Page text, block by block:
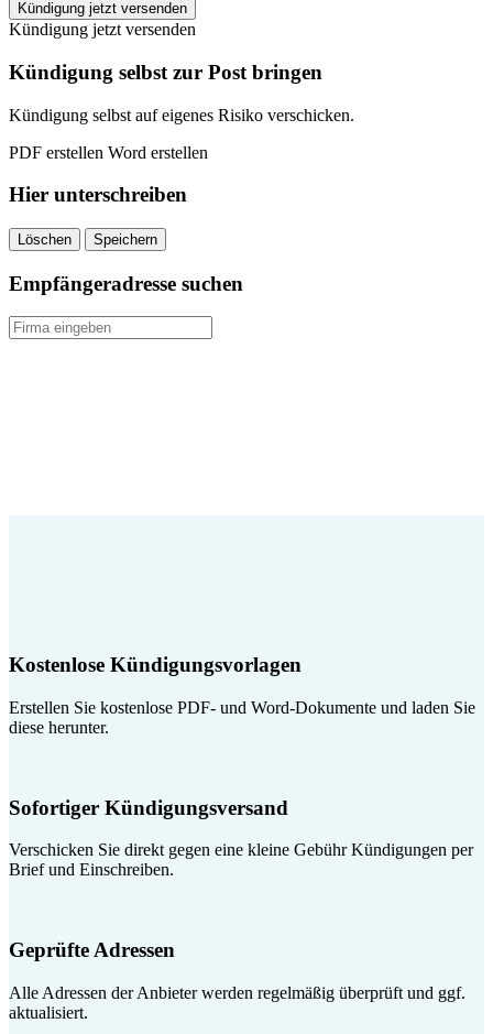
INJOY
Dorsten
kündigen
quantity
Kündigung jetzt versenden
Kündigung jetzt versenden
Kündigung selbst zur Post bringen
Kündigung selbst auf eigenes Risiko verschicken.
PDF erstellen Word erstellen
Hier unterschreiben
Löschen Speichern
Empfängeradresse suchen
Kostenlose Kündigungsvorlagen
Erstellen Sie kostenlose PDF- und Word-Dokumente und laden Sie
diese herunter.
Sofortiger Kündigungsversand
Verschicken Sie direkt gegen eine kleine Gebühr Kündigungen per
Brief und Einschreiben.
Geprüfte Adressen
Alle Adressen der Anbieter werden regelmäßig überprüft und ggf.
aktualisiert.